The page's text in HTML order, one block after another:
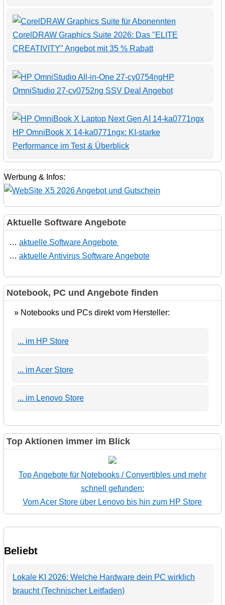
CorelDRAW Graphics Suite 2026: Das "ELITE
CREATIVITY" Angebot mit 35 % Rabatt
HP
OmniStudio 27-cv0752ng SSV Deal Angebot
HP OmniBook X 14-ka0771ngx: KI-starke
Performance im Test & Überblick
Werbung & Infos:
Aktuelle Software Angebote
… aktuelle Software Angebote
… aktuelle Antivirus Software Angebote
Notebook, PC und Angebote finden
» Notebooks und PCs direkt vom Hersteller:
... im HP Store
... im Acer Store
... im Lenovo Store
Top Aktionen immer im Blick
Top Angebote für Notebooks / Convertibles und mehr
schnell gefunden:
Vom Acer Store über Lenovo bis hin zum HP Store
Beliebt
Lokale KI 2026: Welche Hardware dein PC wirklich
braucht (Technischer Leitfaden)